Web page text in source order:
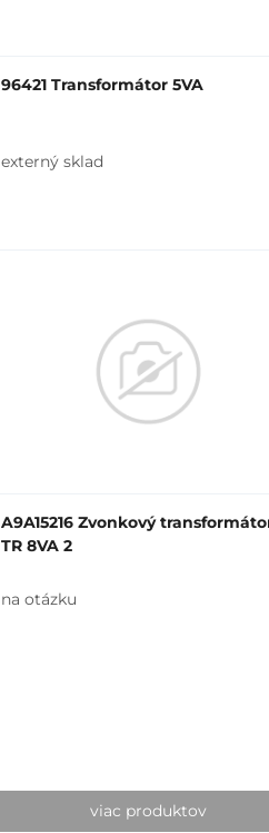
96421 Transformátor 5VA
externý sklad
A9A15216 Zvonkový
TR 8VA 2
na otázku
viac produktov